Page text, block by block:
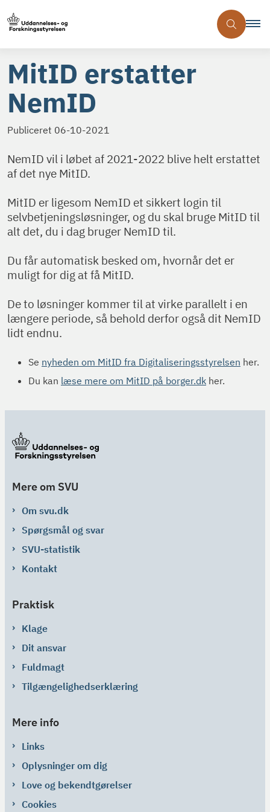
MitID erstatter
NemID
Publiceret 06-10-2021
NemID vil i løbet af 2021-2022 blive helt erstattet
af det nye MitID.
MitID er ligesom NemID et sikkert login til
selvbetjeningsløsninger, og du skal bruge MitID til
alt det, du i dag bruger NemID til.
Du får automatisk besked om, hvornår det er
muligt for dig at få MitID.
De to løsninger kommer til at virke parallelt i en
længere periode, så behold derfor også dit NemID
lidt endnu.
Se nyheden om MitID fra Digitaliseringsstyrelsen her.
Du kan læse mere om MitID på borger.dk her.
Mere om SVU
Om svu.dk
Spørgsmål og svar
SVU-statistik
Kontakt
Praktisk
Klage
Dit ansvar
Fuldmagt
Tilgængelighedserklæring
Mere info
Links
Oplysninger om dig
Love og bekendtgørelser
Cookies